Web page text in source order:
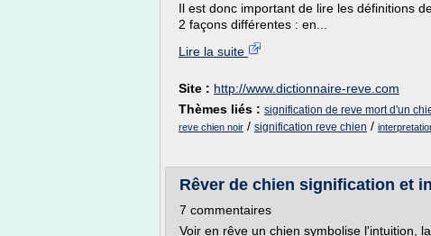
Il est donc important de lire les définitions
2 façons différentes : en...
Lire la suite
Site : http://www.dictionnaire-reve.com
Thèmes liés : signification de reve mort d'un
reve chien noir / signification reve chien /
Rêver de chien signification et
7 commentaires
Voir en rêve un chien symbolise l'intuition,